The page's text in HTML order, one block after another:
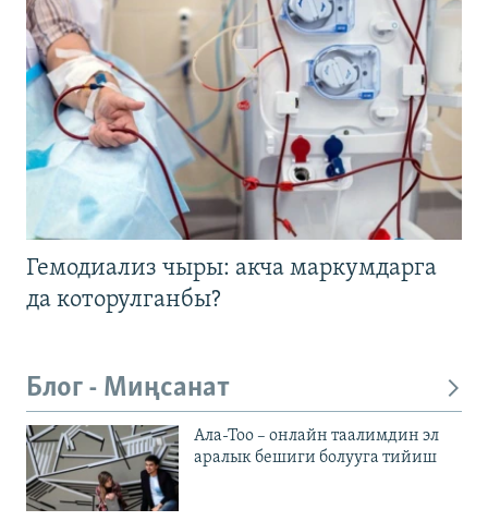
Гемодиализ чыры: акча маркумдарга
да которулганбы?
Блог - Миңсанат
Ала-Тоо – онлайн таалимдин эл
аралык бешиги болууга тийиш